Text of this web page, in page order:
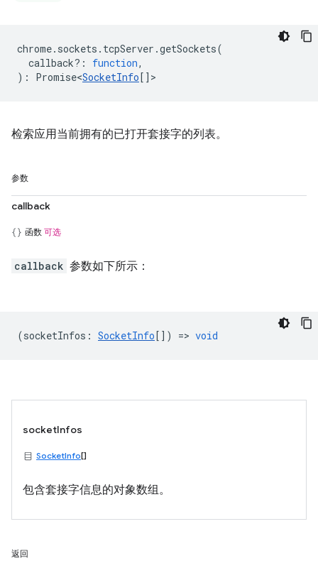
chrome. sockets . tcpServer .getSockets(
callback? : function,
) : Promise<SocketInfo[] >
检索应用当前拥有的已打开套接字的列表。
参数
callback
函数 可选
callback 参数如下所示：
(socketInfos : SocketInfo[]) => void
socketInfos
SocketInfo[]
包含套接字信息的对象数组。
返回